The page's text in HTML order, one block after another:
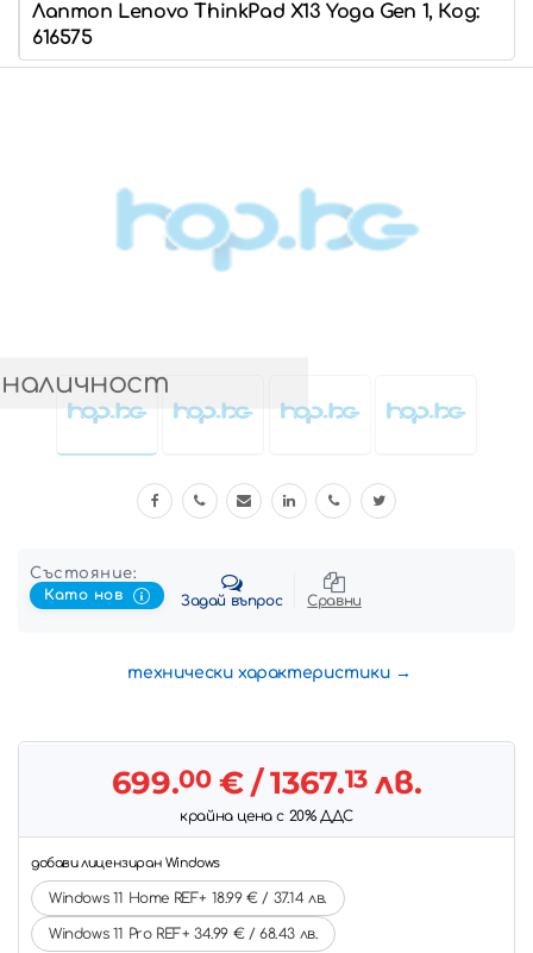
Лаптоп Lenovo ThinkPad X13 Yoga Gen 1, Код:
616575
Състояние:
Като нов
Задай въпрос Сравни
технически характеристики
699.00€/ 1367.13лв.
крайна цена с 20% ДДС
добави лицензиран Windows
Windows 11 Home REF+ 18.99 € / 37.14 лв.
Windows 11 Pro REF+ 34.99 € / 68.43 лв.